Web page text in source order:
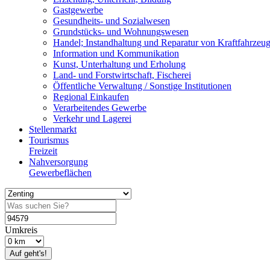
Gastgewerbe
Gesundheits- und Sozialwesen
Grundstücks- und Wohnungswesen
Handel; Instandhaltung und Reparatur von
Information und Kommunikation
Kunst, Unterhaltung und Erholung
Land- und Forstwirtschaft, Fischerei
Öffentliche Verwaltung / Sonstige Institutionen
Regional Einkaufen
Verarbeitendes Gewerbe
Verkehr und Lagerei
Stellenmarkt
Tourismus
Freizeit
Nahversorgung
Gewerbeflächen
Umkreis
Auf geht's!